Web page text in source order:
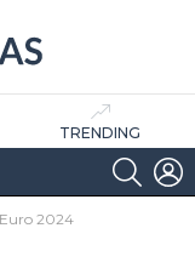
TRENDING
2024